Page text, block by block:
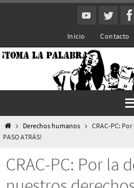
Inicio Contacto
InicioDerechos humanos
CRAC-PC:
PASO ATRÁS!
CRAC-PC: Por la